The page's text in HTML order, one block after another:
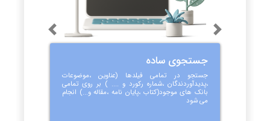
جستجوی ساده
جستجو در تمامی فیلدها (عناوین ،موضوعات
،پدیدآوردندگان ،شماره رکورد و .... ) بر روی تمامی
بانک های موجود(کتاب ،پایان نامه ،مقاله و...) انجام
می شود
Previous Next